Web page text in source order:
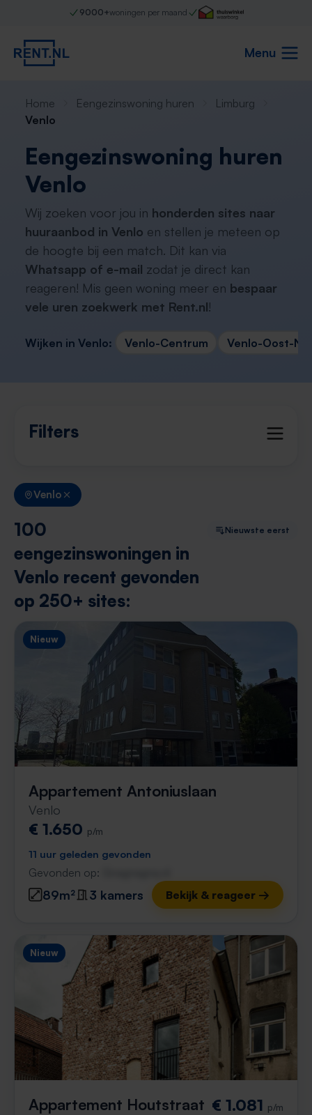
9000+woningen per maand
Menu
Home Eengezinswoning huren
Limburg
Venlo
Eengezinswoning huren
Venlo
Wij zoeken voor jou in honderden sites naar
huuraanbod in Venlo en stellen je meteen op
de hoogte bij een match. Dit kan via
Whatsapp of e-mail zodat je direct kan
reageren! Mis geen woning meer en bespaar
vele uren zoekwerk met Rent.nl!
Wijken in Venlo: Venlo-Centrum Venlo-Oost-
Filters
Venlo
100
eengezinswoningen in
Venlo recent gevonden
op 250+ sites:
Nieuwste eerst
Nieuw
Appartement Antoniuslaan
Venlo
€ 1.650 p/m
11 uur geleden gevonden
Gevonden op:
89m² 3 kamers Bekijk & reageer →
Nieuw
Appartement Houtstraat € 1.081 p/m